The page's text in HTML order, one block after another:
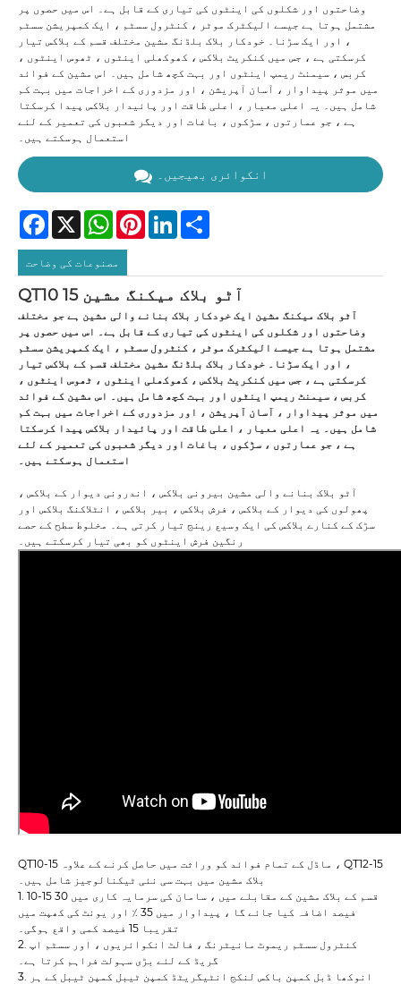
وضاحتوں اور شکلوں کی اینٹوں کی تیاری کے قابل ہے۔ اس میں حصوں پر
مشتمل ہوتا ہے جیسے الیکٹرک موٹر ، کنٹرول سسٹم ، ایک کمپریشن سسٹم
، اور ایک سڑنا۔ خودکار بلاک بلڈنگ مشین مختلف قسم کے بلاکس تیار
کرسکتی ہے ، جس میں کنکریٹ بلاکس ، کھوکھلی اینٹوں ، ٹھوس اینٹوں ،
کربس ، سیمنٹ ریمپ اینٹوں اور بہت کچھ شامل ہیں۔ اس مشین کے فوائد
میں موثر پیداوار ، آسان آپریشن ، اور مزدوری کے اخراجات میں بہت کم
شامل ہیں۔ یہ اعلی معیار ، اعلی طاقت اور پائیدار بلاکس پیدا کرسکتا
ہے ، جو عمارتوں ، سڑکوں ، باغات اور دیگر شعبوں کی تعمیر کے لئے
استعمال ہوسکتے ہیں۔
انکوائری بھیجیں۔
Facebook
X WhatsAppPinterestLinkedIn
مصنوعات کی وضاحت
QT10 15 آٹو بلاک میکنگ مشین
آٹو بلاک میکنگ مشین ایک خودکار بلاک بنانے والی مشین ہے جو مختلف
وضاحتوں اور شکلوں کی اینٹوں کی تیاری کے قابل ہے۔ اس میں حصوں پر
مشتمل ہوتا ہے جیسے الیکٹرک موٹر ، کنٹرول سسٹم ، ایک کمپریشن سسٹم
، اور ایک سڑنا۔ خودکار بلاک بلڈنگ مشین مختلف قسم کے بلاکس تیار
کرسکتی ہے ، جس میں کنکریٹ بلاکس ، کھوکھلی اینٹوں ، ٹھوس اینٹوں ،
کربس ، سیمنٹ ریمپ اینٹوں اور بہت کچھ شامل ہیں۔ اس مشین کے فوائد
میں موثر پیداوار ، آسان آپریشن ، اور مزدوری کے اخراجات میں بہت کم
شامل ہیں۔ یہ اعلی معیار ، اعلی طاقت اور پائیدار بلاکس پیدا کرسکتا
ہے ، جو عمارتوں ، سڑکوں ، باغات اور دیگر شعبوں کی تعمیر کے لئے
استعمال ہوسکتے ہیں۔
آٹو بلاک بنانے والی مشین بیرونی بلاکس ، اندرونی دیوار کے بلاکس ،
پھولوں کی دیوار کے بلاکس ، فرش بلاکس ، بیر بلاکس ، انٹلاکنگ بلاکس اور
سڑک کے کنارے بلاکس کی ایک وسیع رینج تیار کرتی ہے۔ مخلوط سطح کے حصے
رنگین فرش اینٹوں کو بھی تیار کرسکتے ہیں۔
QT10-15 ماڈل کے تمام فوائد کو وراثت میں حاصل کرنے کے علاوہ ، QT12-15
بلاک مشین میں بہت سی نئی ٹیکنالوجیز شامل ہیں۔
1. 10-15 قسم کے بلاک مشین کے مقابلے میں ، سامان کی سرمایہ کاری میں 30
فیصد اضافہ کیا جائے گا ، پیداوار میں 35 ٪ اور یونٹ کی کھپت میں
تقریبا 15 فیصد کمی واقع ہوگی۔
2. کنٹرول سسٹم ریموٹ مانیٹرنگ ، فالٹ انکوائریوں ، اور سسٹم اپ
گریڈ کے لئے بڑی سہولت فراہم کرتا ہے۔
3. انوکھا ڈبل ​​کمپن باکس لنکج انٹیگریٹڈ کمپن ٹیبل کمپن ٹیبل کے ہر